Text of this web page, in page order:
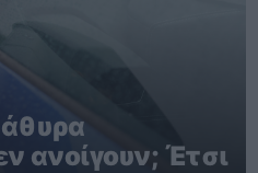
ανοίγουν; Έτσι